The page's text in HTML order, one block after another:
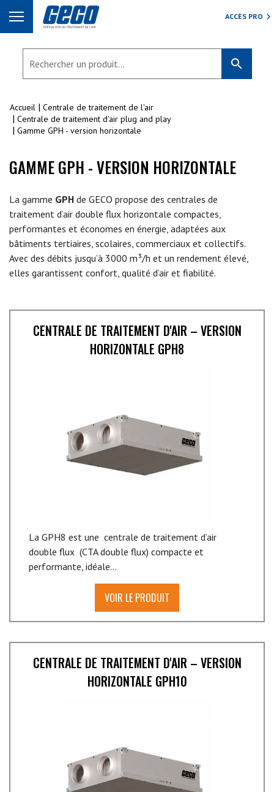
ACCÈS PRO
search
Accueil
Centrale de traitement de l'air
Centrale de traitement d'air plug and play
Gamme GPH - version horizontale
GAMME GPH - VERSION HORIZONTALE
La gamme GPH de GECO propose des centrales de
traitement d’air double flux horizontale compactes,
performantes et économes en énergie, adaptées aux
bâtiments tertiaires, scolaires, commerciaux et collectifs.
Avec des débits jusqu’à 3000 m³/h et un rendement élevé,
elles garantissent confort, qualité d’air et fiabilité.
CENTRALE DE TRAITEMENT D'AIR – VERSION
HORIZONTALE GPH8
La GPH8 est une centrale de traitement d’air
double flux (CTA double flux) compacte et
performante, idéale...
VOIR LE PRODUIT
CENTRALE DE TRAITEMENT D'AIR – VERSION
HORIZONTALE GPH10